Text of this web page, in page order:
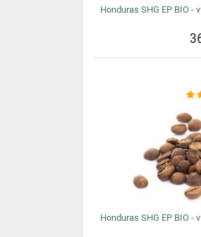
Honduras SHG EP BIO -
Honduras SHG EP BIO -